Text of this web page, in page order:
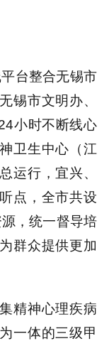
台整合无锡市
锡市文明办、
小时不断线心
卫生中心（江
运行，宜兴、
点，全市共设
，统一督导培
群众提供更加
精神心理疾病
一体的三级甲